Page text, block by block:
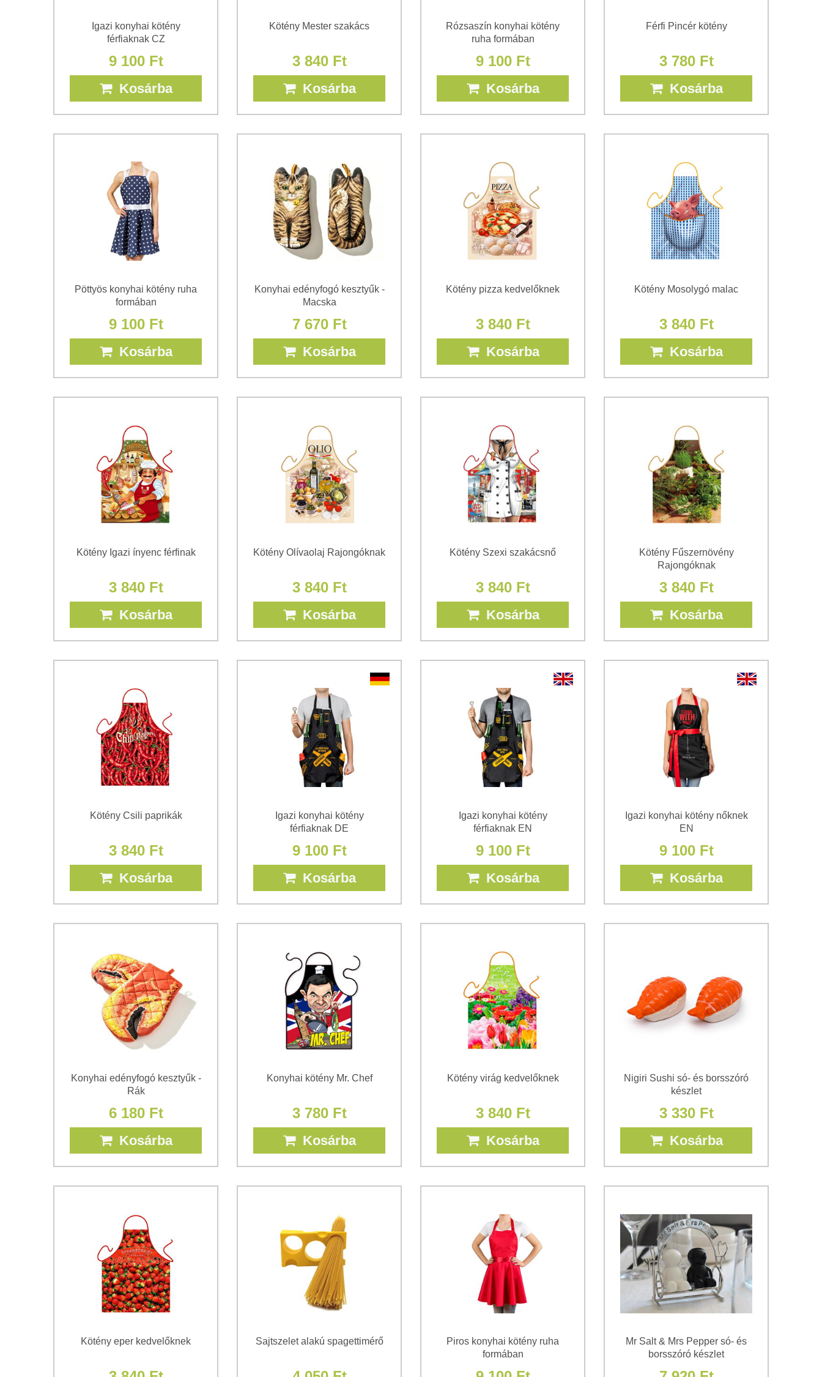
Igazi konyhai kötény
férfiaknak CZ
9 100 Ft
Kosárba
Kötény Mester szakács
3 840 Ft
Kosárba
Rózsaszín konyhai kötény
ruha formában
9 100 Ft
Kosárba
Férfi Pincér kötény
3 780 Ft
Kosárba
Pöttyös konyhai kötény ruha
formában
9 100 Ft
Kosárba
Konyhai edényfogó kesztyűk -
Macska
7 670 Ft
Kosárba
Kötény pizza kedvelőknek
3 840 Ft
Kosárba
Kötény Mosolygó malac
3 840 Ft
Kosárba
Kötény Igazi ínyenc férfinak
3 840 Ft
Kosárba
Kötény Olívaolaj Rajongóknak
3 840 Ft
Kosárba
Kötény Szexi szakácsnő
3 840 Ft
Kosárba
Kötény Fűszernövény
Rajongóknak
3 840 Ft
Kosárba
Kötény Csili paprikák
3 840 Ft
Kosárba
Igazi konyhai kötény
férfiaknak DE
9 100 Ft
Kosárba
Igazi konyhai kötény
férfiaknak EN
9 100 Ft
Kosárba
Igazi konyhai kötény nőknek
EN
9 100 Ft
Kosárba
Konyhai edényfogó kesztyűk -
Rák
6 180 Ft
Kosárba
Konyhai kötény Mr. Chef
3 780 Ft
Kosárba
Kötény virág kedvelőknek
3 840 Ft
Kosárba
Nigiri Sushi só- és borsszóró
készlet
3 330 Ft
Kosárba
Kötény eper kedvelőknek Sajtszelet alakú spagettimérő
Piros konyhai kötény ruha
formában
Mr Salt & Mrs Pepper só- és
borsszóró készlet